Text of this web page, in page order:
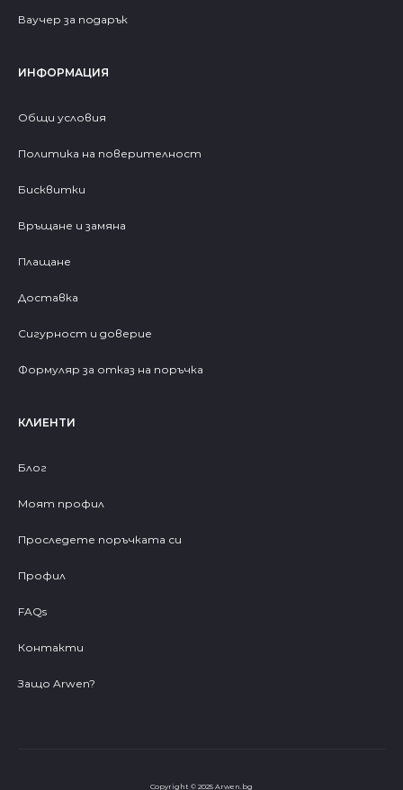
Ваучер за подарък
ИНФОРМАЦИЯ
Общи условия
Политика на поверителност
Бисквитки
Връщане и замяна
Плащане
Доставка
Сигурност и доверие
Формуляр за отказ на поръчка
КЛИЕНТИ
Блог
Моят профил
Проследете поръчката си
Профил
FAQs
Контакти
Защо Arwen?
Copyright © 2025 Arwen.bg